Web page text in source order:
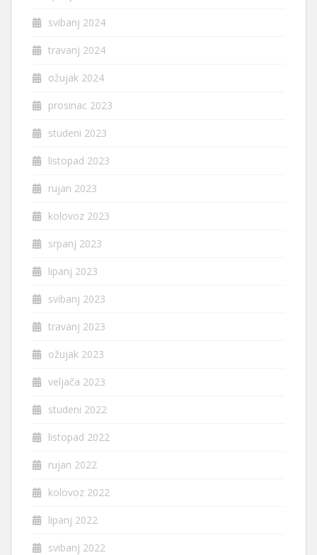
svibanj 2024
travanj 2024
ožujak 2024
prosinac 2023
studeni 2023
listopad 2023
rujan 2023
kolovoz 2023
srpanj 2023
lipanj 2023
svibanj 2023
travanj 2023
ožujak 2023
veljača 2023
studeni 2022
listopad 2022
rujan 2022
kolovoz 2022
lipanj 2022
svibanj 2022